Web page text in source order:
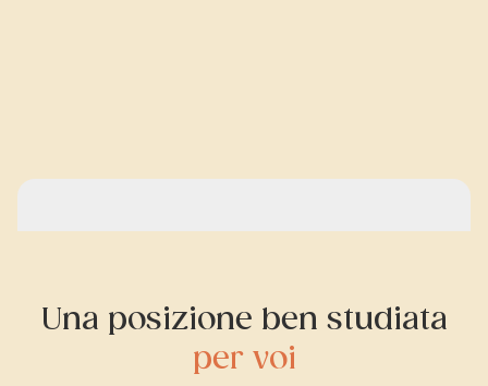
Una posizione ben studiata
per voi